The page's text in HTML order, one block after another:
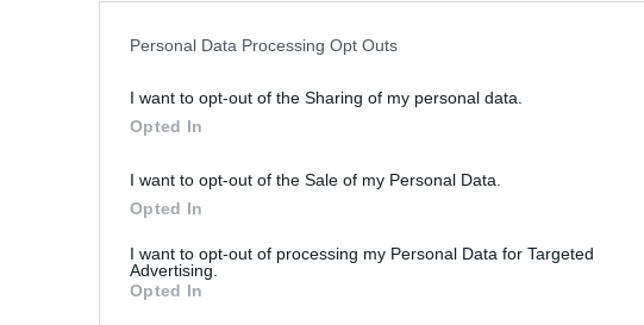
Personal Data Processing Opt Outs
I want to opt-out of the Sharing of my personal data.
Opted In
I want to opt-out of the Sale of my Personal Data.
Opted In
I want to opt-out of processing my Personal Data for Targeted
Advertising.
Opted In